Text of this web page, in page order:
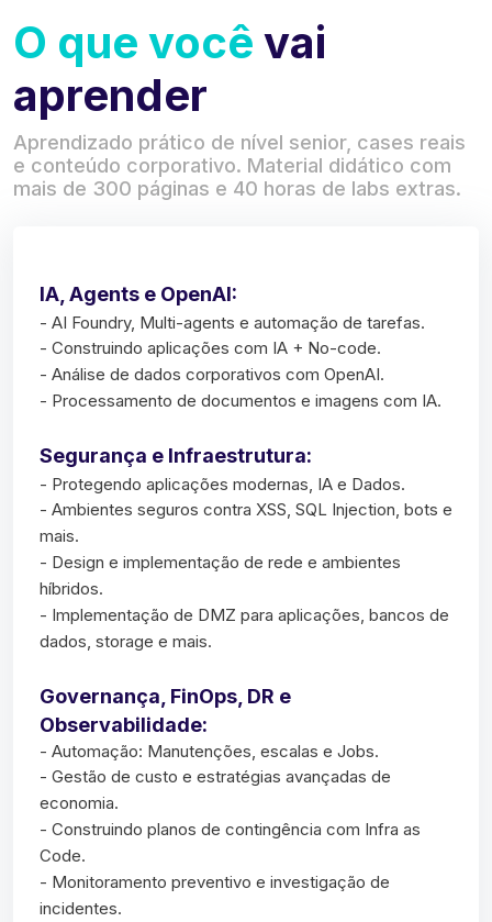
O que você vai
aprender
Aprendizado prático de nível senior, cases reais
e conteúdo corporativo. Material didático com
mais de 300 páginas e 40 horas de labs extras.
IA, Agents e OpenAI:
- AI Foundry, Multi-agents e automação de tarefas.
- Construindo aplicações com IA + No-code.
- Análise de dados corporativos com OpenAI.
- Processamento de documentos e imagens com IA.
Segurança e Infraestrutura:
- Protegendo aplicações modernas, IA e Dados.
- Ambientes seguros contra XSS, SQL Injection, bots e
mais.
- Design e implementação de rede e ambientes
híbridos.
- Implementação de DMZ para aplicações, bancos de
dados, storage e mais.
Governança, FinOps, DR e
Observabilidade:
- Automação: Manutenções, escalas e Jobs.
- Gestão de custo e estratégias avançadas de
economia.
- Construindo planos de contingência com Infra as
Code.
- Monitoramento preventivo e investigação de
incidentes.